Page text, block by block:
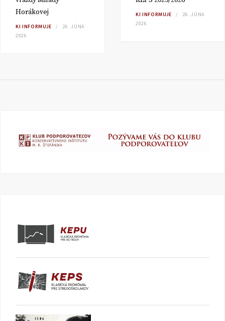
Horákovej
KI INFORMUJE
26. JÚNA
2026
KI INFORMUJE
26. JÚNA
2026